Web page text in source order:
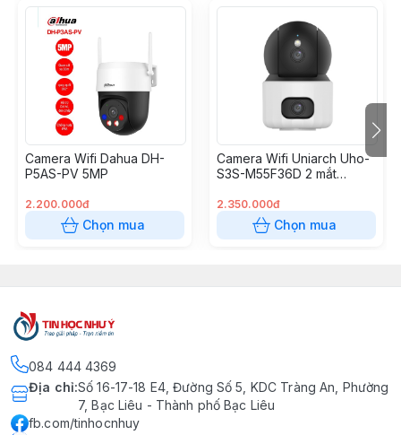
+ Chuẩn nén: G711A (mặc định) & G711U
+ Tính năng: Micro & loa tích hợp, âm thanh hai chiều
(đàm thoại 2 chiều)
- Chế độ hình ảnh:
+ Lật hình: Bình thường, Dọc, Ngang, Chéo
- Chế độ ánh sáng: Tự động, Ban ngày, Ban đêm, Tùy
chỉnh
- Tính năng thông minh:
+ Tự động tuần tra
+ Phát hiện & Theo dõi Con người
+ Phát hiện chuyển động
- Cảnh báo: Tin nhắn cảnh báo
Camera Wifi Dahua DH-
P5AS-PV 5MP
2.200.000đ
Chọn mua
Camera Wifi Uniarch Uho-
S3S-M55F36D 2 mắt
2.350.000đ
Chọn mua
084 444 4369
Địa chỉ:Số 16-17-18 E4, Đường Số 5, KDC Tràng An, Phường
7, Bạc Liêu - Thành phố Bạc Liêu
fb.com/tinhocnhuy